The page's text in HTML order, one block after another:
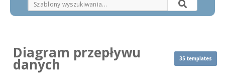
Diagram przepływu
danych 35 templates